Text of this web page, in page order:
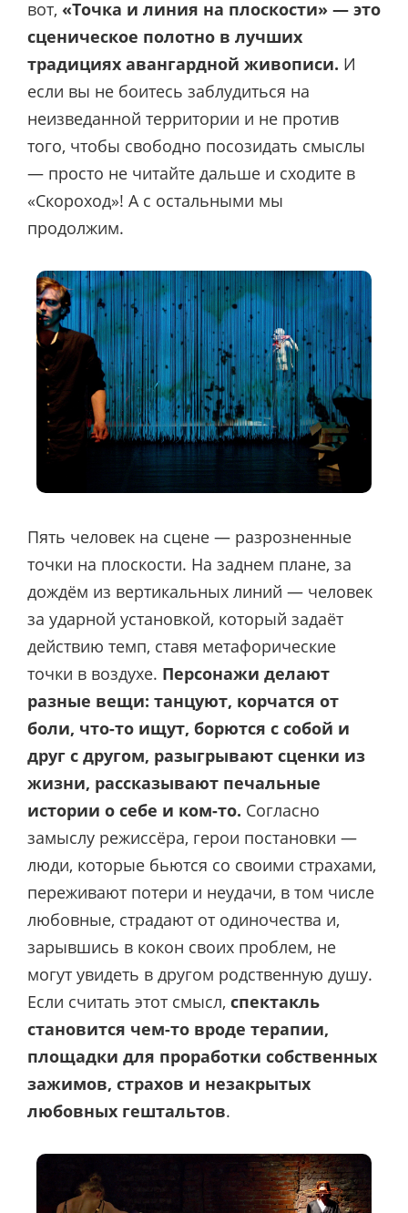
вот, «Точка и линия на плоскости» — это
сценическое полотно в лучших
традициях авангардной живописи. И
если вы не боитесь заблудиться на
неизведанной территории и не против
того, чтобы свободно посозидать смыслы
— просто не читайте дальше и сходите в
«Скороход»! А с остальными мы
продолжим.
Пять человек на сцене — разрозненные
точки на плоскости. На заднем плане, за
дождём из вертикальных линий — человек
за ударной установкой, который задаёт
действию темп, ставя метафорические
точки в воздухе. Персонажи делают
разные вещи: танцуют, корчатся от
боли, что-то ищут, борются с собой и
друг с другом, разыгрывают сценки из
жизни, рассказывают печальные
истории о себе и ком-то. Согласно
замыслу режиссёра, герои постановки —
люди, которые бьются со своими страхами,
переживают потери и неудачи, в том числе
любовные, страдают от одиночества и,
зарывшись в кокон своих проблем, не
могут увидеть в другом родственную душу.
Если считать этот смысл, спектакль
становится чем-то вроде терапии,
площадки для проработки собственных
зажимов, страхов и незакрытых
любовных гештальтов.